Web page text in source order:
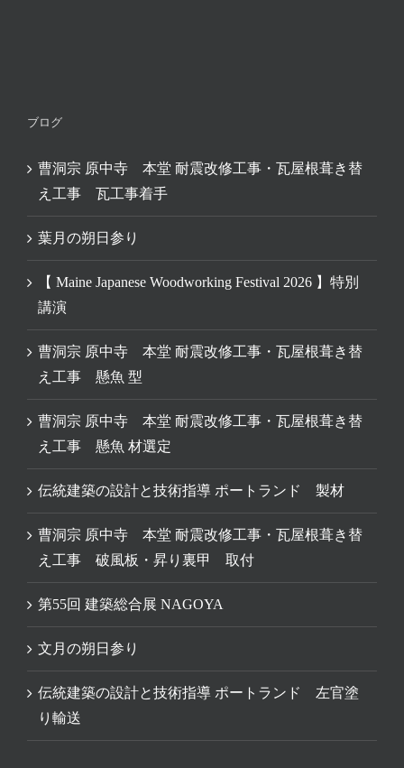
ブログ
曹洞宗 原中寺 本堂 耐震改修工事・瓦屋根葺き替
え工事 瓦工事着手
葉月の朔日参り
【 Maine Japanese Woodworking Festival 2026 】特別
講演
曹洞宗 原中寺 本堂 耐震改修工事・瓦屋根葺き替
え工事 懸魚 型
曹洞宗 原中寺 本堂 耐震改修工事・瓦屋根葺き替
え工事 懸魚 材選定
伝統建築の設計と技術指導 ポートランド 製材
曹洞宗 原中寺 本堂 耐震改修工事・瓦屋根葺き替
え工事 破風板・昇り裏甲 取付
第55回 建築総合展 NAGOYA
文月の朔日参り
伝統建築の設計と技術指導 ポートランド 左官塗
り輸送